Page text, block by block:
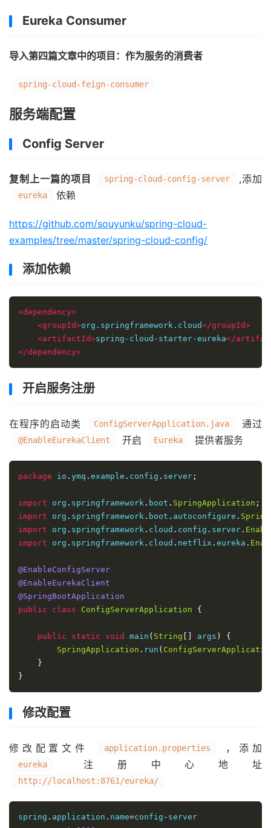
Eureka Consumer
导入第四篇文章中的项目：作为服务的消费者
spring-cloud-feign-consumer
服务端配置
Config Server
复制上一篇的项目 spring-cloud-config-server ,添加
eureka 依赖
https://github.com/souyunku/spring-cloud-
examples/tree/master/spring-cloud-config/
添加依赖
<dependency>
<groupId>org.springframework.cloud</groupId>
<artifactId>spring-cloud-starter-eureka</
</dependency>
开启服务注册
在程序的启动类 ConfigServerApplication.java 通过
@EnableEurekaClient 开启 Eureka 提供者服务
package io . ymq . example . config . server ;
import org . springframework . boot . SpringApplication ;
import org . springframework . boot . autoconfigure .
import org . springframework . cloud . config . server .
import org . springframework . cloud . netflix . eureka .
@EnableConfigServer
@EnableEurekaClient
@SpringBootApplication
public
class ConfigServerApplication {
public static void main ( String args )
{
SpringApplication . run (
}
}
修改配置
修改配置文件 application.properties ，添加
eureka 注册中心地址
http://localhost:8761/eureka/
spring . application . name=config - server